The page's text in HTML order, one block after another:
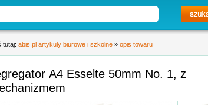
tutaj: abis.pl artykuły biurowe i szkolne » opis towaru
A4 Esselte 50mm No. 1, z